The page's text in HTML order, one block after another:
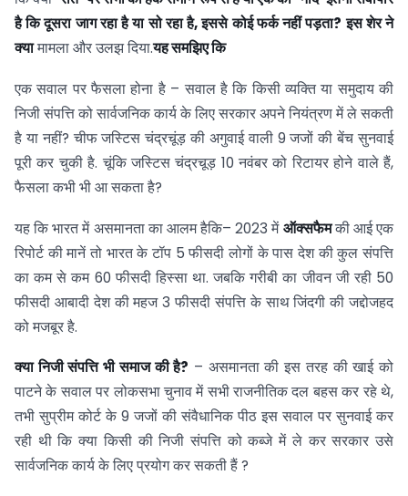
है कि दूसरा जाग रहा है या सो रहा है, इससे कोई फर्क नहीं पड़ता? इस शेर ने
क्यामामला और उलझ दिया.यह समझिए कि
एक सवाल पर फैसला होना है – सवाल है कि किसी व्यक्ति या समुदाय की
निजी संपत्ति को सार्वजनिक कार्य के लिए सरकार अपने नियंत्रण में ले सकती
है या नहीं? चीफ जस्टिस चंद्रचूंड़ की अगुवाई वाली 9 जजों की बेंच सुनवाई
पूरी कर चुकी है. चूंकि जस्टिस चंद्रचूड़ 10 नवंबर को रिटायर होने वाले हैं,
फैसला कभी भी आ सकता है?
यह कि भारत में असमानता का आलम हैकि– 2023 मेंऑक्सफैमकी आई एक
रिपोर्ट की मानें तो भारत के टॉप 5 फीसदी लोगों के पास देश की कुल संपत्ति
का कम से कम 60 फीसदी हिस्सा था. जबकि गरीबी का जीवन जी रही 50
फीसदी आबादी देश की महज 3 फीसदी संपत्ति के साथ जिंदगी की जद्दोजहद
को मजबूर है.
क्या निजी संपत्ति भी समाज की है? – असमानता की इस तरह की खाई को
पाटने के सवाल पर लोकसभा चुनाव में सभी राजनीतिक दल बहस कर रहे थे,
तभी सुप्रीम कोर्ट के 9 जजों की संवैधानिक पीठ इस सवाल पर सुनवाई कर
रही थी कि क्या किसी की निजी संपत्ति को कब्जे में ले कर सरकार उसे
सार्वजनिक कार्य के लिए प्रयोग कर सकती हैं ?